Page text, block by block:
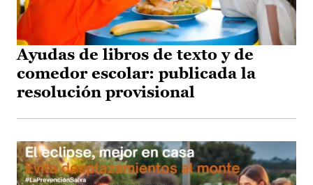
Ayudas de libros de texto y de
comedor escolar: publicada la
resolución provisional